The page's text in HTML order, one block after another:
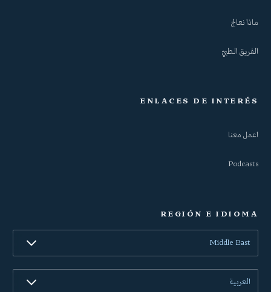
ماذا نعالج
الفريق الطبيّ
ENLACES DE INTERÉS
اعمل معنا
Podcasts
REGIÓN E IDIOMA
Middle East
العربية